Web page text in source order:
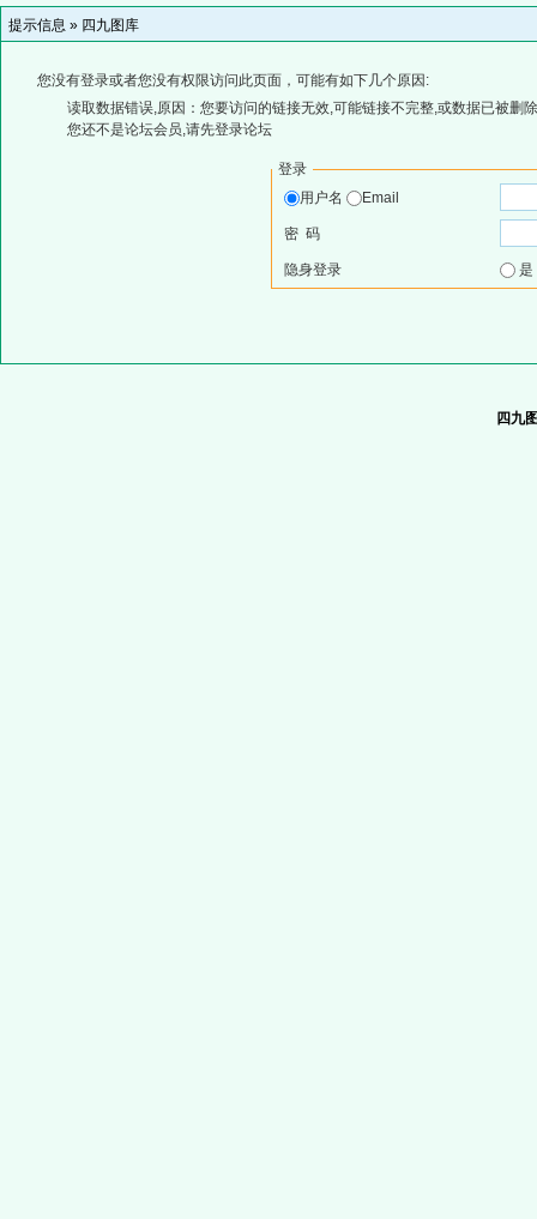
提示信息 » 四九图库
您没有登录或者您没有权限访问此页面，可能有如下几个原因:
读取数据错误,原因：您要访问的链接无效,可能链接不完整,或数据已被删
您还不是论坛会员,请先登录论坛
登录
用户名
Email
密 码
隐身登录
四九